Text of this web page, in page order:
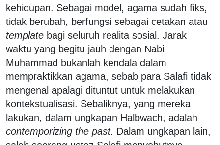
kehidupan. Sebagai model, agama sudah fiks,
tidak berubah, berfungsi sebagai cetakan atau
template bagi seluruh realita sosial. Jarak
waktu yang begitu jauh dengan Nabi
Muhammad bukanlah kendala dalam
mempraktikkan agama, sebab para Salafi tidak
mengenal apalagi dituntut untuk melakukan
kontekstualisasi. Sebaliknya, yang mereka
lakukan, dalam ungkapan Halbwach, adalah
contemporizing the past. Dalam ungkapan lain,